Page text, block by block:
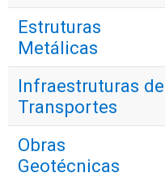
Estruturas
Metálicas
Infraestruturas de
Transportes
Obras
Geotécnicas